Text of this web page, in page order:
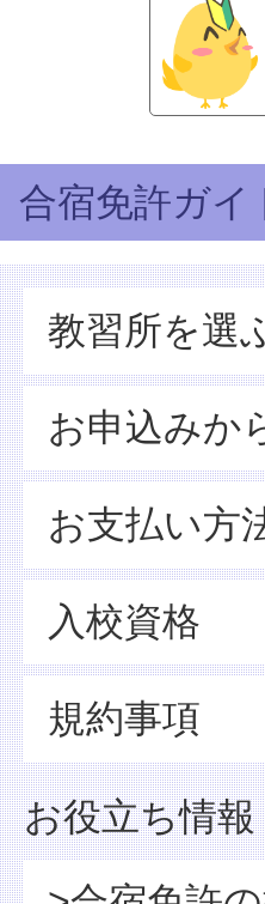
合宿免許ガイ
教習所を選
お申込みか
お支払い方
入校資格
規約事項
お役立ち情報